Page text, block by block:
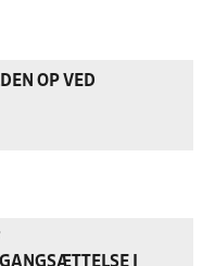
OP VED
I